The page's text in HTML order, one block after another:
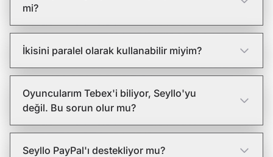
mi?
İkisini paralel olarak kullanabilir miyim?
Oyuncularım Tebex'i biliyor, Seyllo'yu
değil. Bu sorun olur mu?
Seyllo PayPal'ı destekliyor mu?